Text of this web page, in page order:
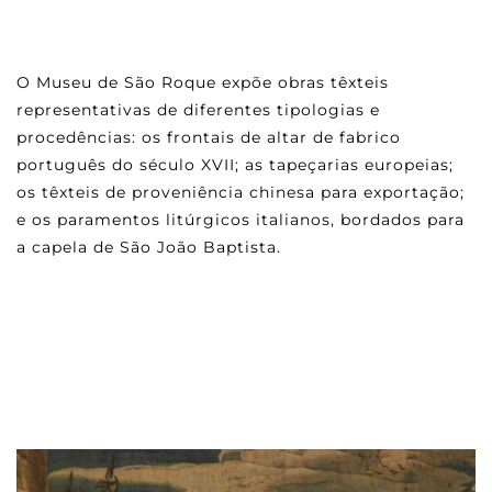
O Museu de São Roque expõe obras têxteis
representativas de diferentes tipologias e
procedências: os frontais de altar de fabrico
português do século XVII; as tapeçarias europeias;
os têxteis de proveniência chinesa para exportação;
e os paramentos litúrgicos italianos, bordados para
a capela de São João Baptista.